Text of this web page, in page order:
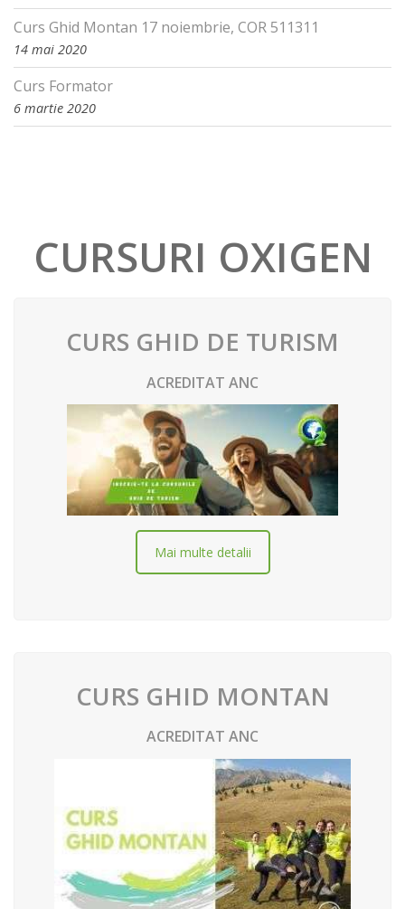
Curs Ghid Montan 17 noiembrie, COR 511311
14 mai 2020
Curs Formator
6 martie 2020
CURSURI OXIGEN
CURS GHID DE TURISM
ACREDITAT ANC
Mai multe detalii
CURS GHID MONTAN
ACREDITAT ANC